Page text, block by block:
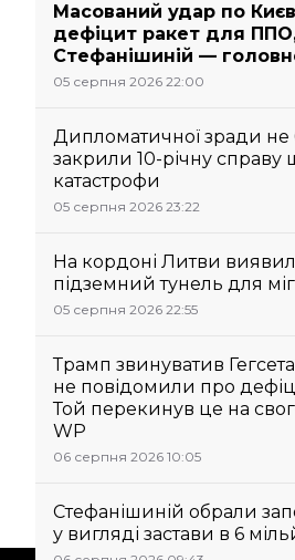
Масований удар по
дефіцит ракет для
Стефанішиній —
05 серпня 2026 22:00
Дипломатичної зради не
закрили 10-річну
катастрофи
05 серпня 2026 23:22
На кордоні Литви
підземний тунель для
05 серпня 2026 22:55
Трамп звинуватив
не повідомили про
Той перекинув це на
WP
06 серпня 2026 10:05
Стефанішиній обрали
у вигляді застави в 6